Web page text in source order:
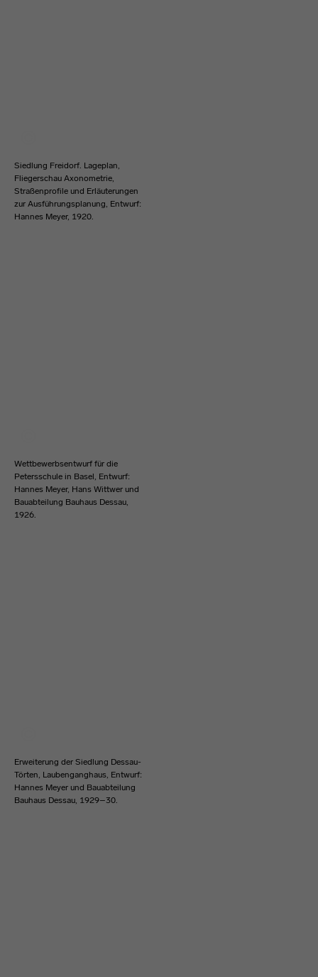
Siedlung Freidorf. Lageplan,
Fliegerschau Axonometrie,
Straßenprofile und Erläuterungen
zur Ausführungsplanung, Entwurf:
Hannes Meyer, 1920.
Wettbewerbsentwurf für die
Petersschule in Basel, Entwurf:
Hannes Meyer, Hans Wittwer und
Bauabteilung Bauhaus Dessau,
1926.
Erweiterung der Siedlung Dessau-
Törten, Laubenganghaus, Entwurf:
Hannes Meyer und Bauabteilung
Bauhaus Dessau, 1929–30.